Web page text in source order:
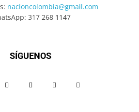
nacioncolombia@gmail.com
317 268 1147
SÍGUENOS